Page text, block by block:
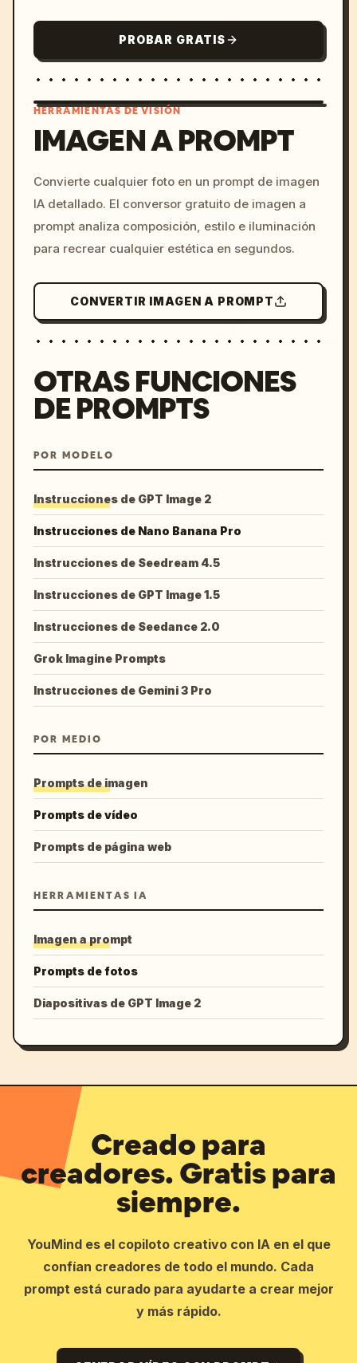
PROBAR GRATIS
c, cyberpunk sunset, neon
colors, 8k --v 6.0
HERRAMIENTAS DE VISIÓN
IMAGEN A PROMPT
Convierte cualquier foto en un prompt de imagen
IA detallado. El conversor gratuito de imagen a
prompt analiza composición, estilo e iluminación
para recrear cualquier estética en segundos.
CONVERTIR IMAGEN A PROMPT
OTRAS FUNCIONES
DE PROMPTS
POR MODELO
Instrucciones de GPT Image 2
Instrucciones de Nano Banana Pro
Instrucciones de Seedream 4.5
Instrucciones de GPT Image 1.5
Instrucciones de Seedance 2.0
Grok Imagine Prompts
Instrucciones de Gemini 3 Pro
POR MEDIO
Prompts de imagen
Prompts de vídeo
Prompts de página web
HERRAMIENTAS IA
Imagen a prompt
Prompts de fotos
Diapositivas de GPT Image 2
Creado para
creadores. Gratis para
siempre.
YouMind es el copiloto creativo con IA en el que
confían creadores de todo el mundo. Cada
prompt está curado para ayudarte a crear mejor
y más rápido.